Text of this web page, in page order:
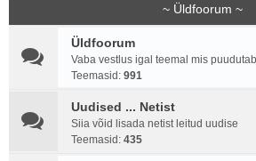
~ Üldfoorum ~
Üldfoorum
Vaba vestlus igal teemal mis
Teemasid: 991
Uudised ... Netist
Siia võid lisada netist leitud uudise
Teemasid: 435